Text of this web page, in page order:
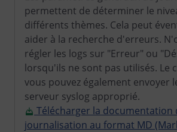
permettent de déterminer le
différents thèmes. Cela peut
aider à la recherche d'erreurs.
régler les logs sur "Erreur" ou
lorsqu'ils ne sont pas utilisés. Le
vous pouvez également envoyer
serveur syslog approprié.
Télécharger la documentation
journalisation au format MD